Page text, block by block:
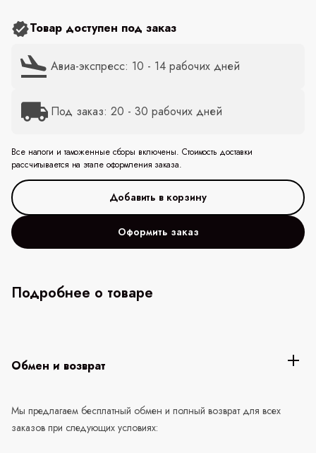
Товар доступен под заказ
Авиа-экспресс: 10 - 14 рабочих дней
Под заказ: 20 - 30 рабочих дней
Все налоги и таможенные сборы включены. Стоимость доставки
рассчитывается на этапе оформления заказа.
Оформить заказ
Подробнее о товаре
Обмен и возврат
Мы предлагаем бесплатный обмен и полный возврат для всех
заказов при следующих условиях: